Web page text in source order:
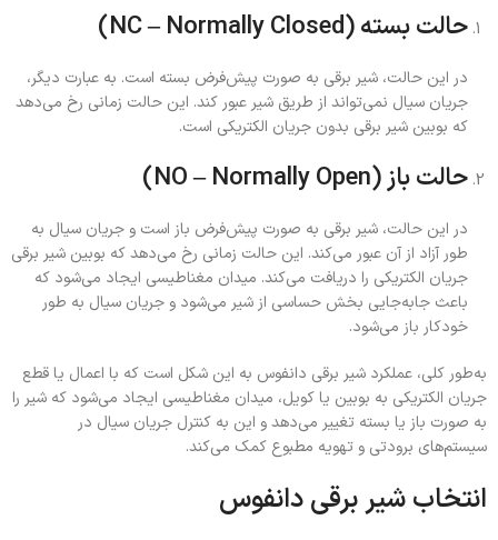
حالت بسته (NC – Normally Closed)
در این حالت، شیر برقی به صورت پیش‌فرض بسته است. به عبارت دیگر،
جریان سیال نمی‌تواند از طریق شیر عبور کند. این حالت زمانی رخ می‌دهد
که بوبین شیر برقی بدون جریان الکتریکی است.
حالت باز (NO – Normally Open)
در این حالت، شیر برقی به صورت پیش‌فرض باز است و جریان سیال به
طور آزاد از آن عبور می‌کند. این حالت زمانی رخ می‌دهد که بوبین شیر برقی
جریان الکتریکی را دریافت می‌کند. میدان مغناطیسی ایجاد می‌شود که
باعث جابه‌جایی بخش حساسی از شیر می‌شود و جریان سیال به طور
خودکار باز می‌شود.
به‌طور کلی، عملکرد شیر برقی دانفوس به این شکل است که با اعمال یا قطع
جریان الکتریکی به بوبین یا کویل، میدان مغناطیسی ایجاد می‌شود که شیر را
به صورت باز یا بسته تغییر می‌دهد و این به کنترل جریان سیال در
سیستم‌های برودتی و تهویه مطبوع کمک می‌کند.
انتخاب شیر برقی دانفوس